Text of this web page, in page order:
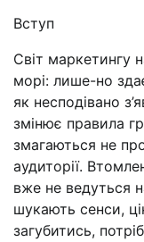
Вступ
Світ маркетингу
морі: лише-но
як несподівано
змінює правила
змагаються не
аудиторії.
вже не ведуться
шукають сенси,
загубитись,